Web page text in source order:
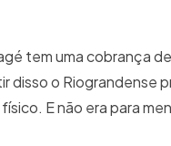
tem uma cobrança
disso o Riograndense
E não era para